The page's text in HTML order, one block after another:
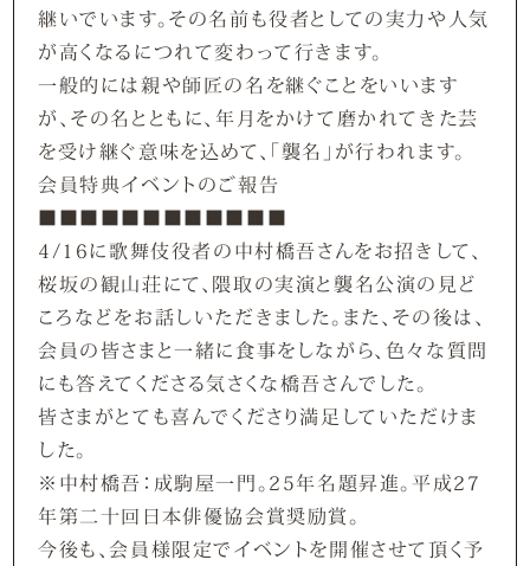
継いでいます。その名前も役者としての実力や人気
が高くなるにつれて変わって行きます。
一般的には親や師匠の名を継ぐことをいいます
が、その名とともに、年月をかけて磨かれてきた芸
を受け継ぐ意味を込めて、「襲名」が行われます。
会員特典イベントのご報告
■■■■■■■■■■■■
4/16に歌舞伎役者の中村橋吾さんをお招きして、
桜坂の観山荘にて、隈取の実演と襲名公演の見ど
ころなどをお話しいただきました。また、その後は、
会員の皆さまと一緒に食事をしながら、色々な質問
にも答えてくださる気さくな橋吾さんでした。
皆さまがとても喜んでくださり満足していただけま
した。
※中村橋吾：成駒屋一門。25年名題昇進。平成27
年第二十回日本俳優協会賞奨励賞。
今後も、会員様限定でイベントを開催させて頂く予